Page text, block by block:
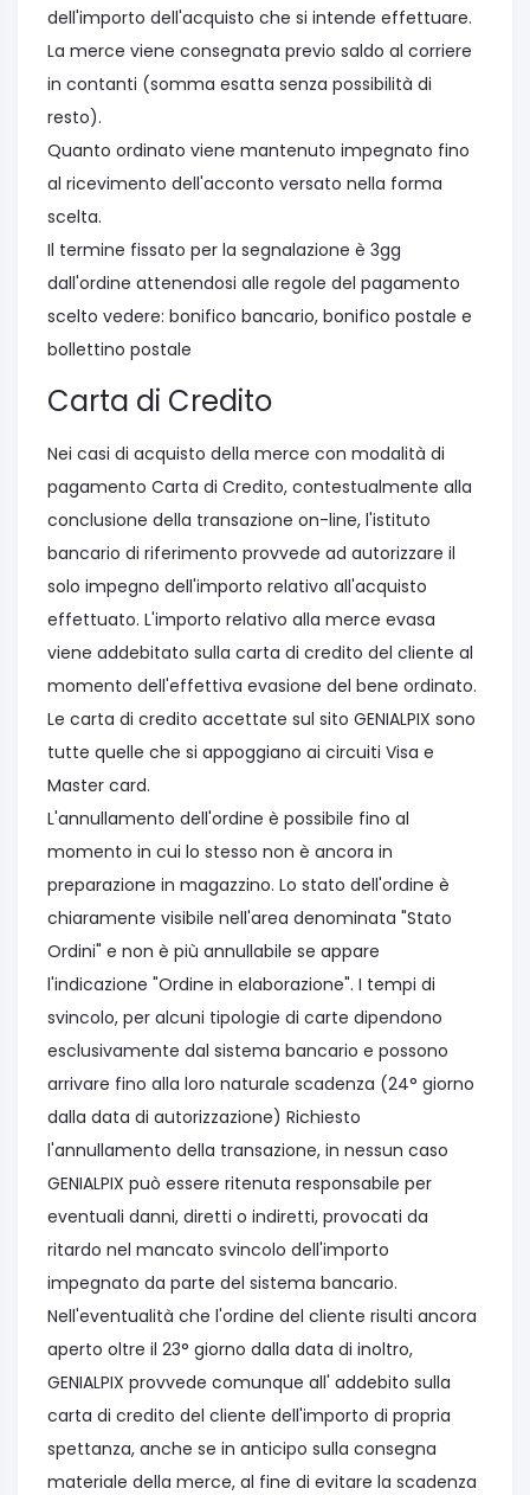
dell'importo dell'acquisto che si intende effettuare.
La merce viene consegnata previo saldo al corriere
in contanti (somma esatta senza possibilità di
resto).
Quanto ordinato viene mantenuto impegnato fino
al ricevimento dell'acconto versato nella forma
scelta.
Il termine fissato per la segnalazione è 3gg
dall'ordine attenendosi alle regole del pagamento
scelto vedere: bonifico bancario, bonifico postale e
bollettino postale
Carta di Credito
Nei casi di acquisto della merce con modalità di
pagamento Carta di Credito, contestualmente alla
conclusione della transazione on-line, l'istituto
bancario di riferimento provvede ad autorizzare il
solo impegno dell'importo relativo all'acquisto
effettuato. L'importo relativo alla merce evasa
viene addebitato sulla carta di credito del cliente al
momento dell'effettiva evasione del bene ordinato.
Le carta di credito accettate sul sito GENIALPIX sono
tutte quelle che si appoggiano ai circuiti Visa e
Master card.
L'annullamento dell'ordine è possibile fino al
momento in cui lo stesso non è ancora in
preparazione in magazzino. Lo stato dell'ordine è
chiaramente visibile nell'area denominata "Stato
Ordini" e non è più annullabile se appare
l'indicazione "Ordine in elaborazione". I tempi di
svincolo, per alcuni tipologie di carte dipendono
esclusivamente dal sistema bancario e possono
arrivare fino alla loro naturale scadenza (24° giorno
dalla data di autorizzazione) Richiesto
l'annullamento della transazione, in nessun caso
GENIALPIX può essere ritenuta responsabile per
eventuali danni, diretti o indiretti, provocati da
ritardo nel mancato svincolo dell'importo
impegnato da parte del sistema bancario.
Nell'eventualità che l'ordine del cliente risulti ancora
aperto oltre il 23° giorno dalla data di inoltro,
GENIALPIX provvede comunque all' addebito sulla
carta di credito del cliente dell'importo di propria
spettanza, anche se in anticipo sulla consegna
materiale della merce, al fine di evitare la scadenza